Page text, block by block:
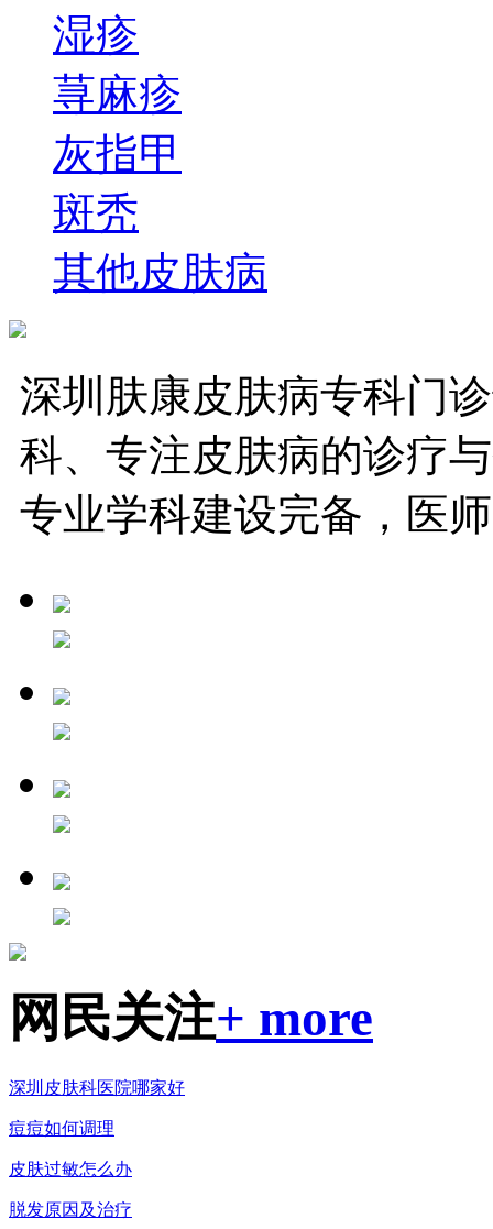
湿疹
荨麻疹
灰指甲
斑秃
其他皮肤病
深圳肤康皮肤病专科门
科、专注皮肤病的诊疗
专业学科建设完备，医
网民关注+ more
深圳皮肤科医院哪家好
痘痘如何调理
皮肤过敏怎么办
脱发原因及治疗